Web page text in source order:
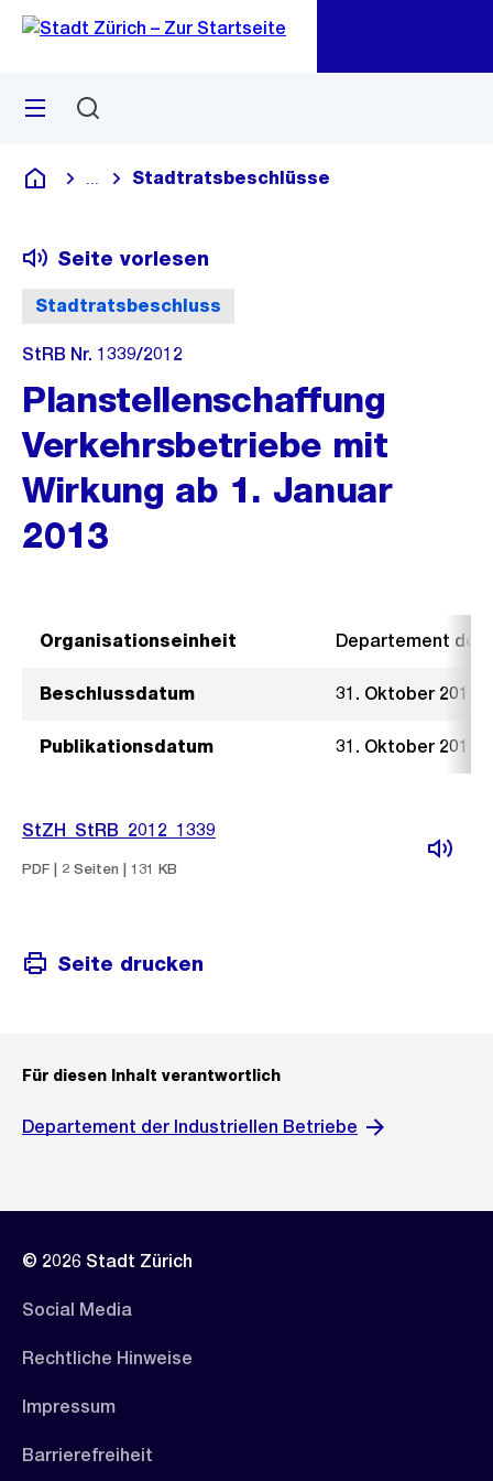
Navigation
Sprunglink
Menü
Deutsch
Blende alle Breadcrumbs ein
Stadtratsbeschlüsse
Stadtratsbeschluss
Seite vorlesen
StRB Nr. 1339/2012
Planstellenschaffung
Verkehrsbetriebe mit
Wirkung ab 1. Januar
2013
Organisationseinheit Departement der
Beschlussdatum 31. Oktober 2012
Publikationsdatum 31. Oktober 2012
StZH_StRB_2012_1339
PDF | 2 Seiten | 131 KB
Seite drucken
Für diesen Inhalt verantwortlich
Departement der Industriellen Betriebe
© 2026 Stadt Zürich
Social Media
Rechtliche Hinweise
Impressum
Barrierefreiheit